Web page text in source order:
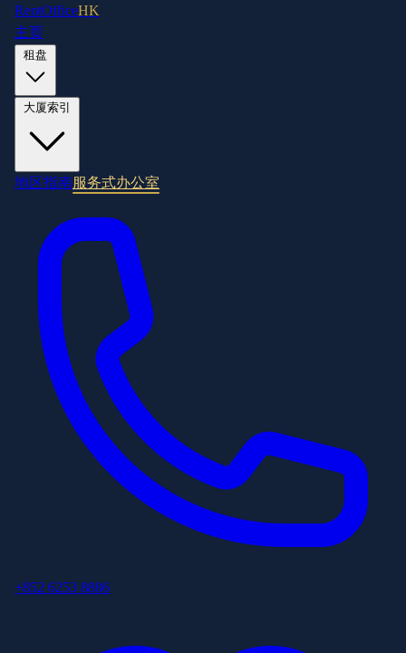
RentOfficeHK
主页
地区指南服务式办公室
+852 6253 8886